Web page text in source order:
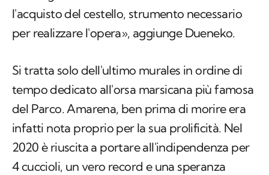
l'acquisto del cestello, strumento necessario
per realizzare l'opera», aggiunge Dueneko.
Si tratta solo dell'ultimo murales in ordine di
tempo dedicato all'orsa marsicana più famosa
del Parco. Amarena, ben prima di morire era
infatti nota proprio per la sua prolificità. Nel
2020 è riuscita a portare all'indipendenza per
4 cuccioli, un vero record e una speranza